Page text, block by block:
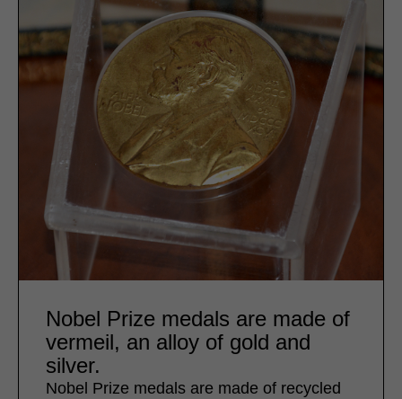
Nobel Prize medals are made of
vermeil, an alloy of gold and
silver.
Nobel Prize medals are made of recycled